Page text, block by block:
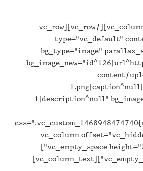
[vc_empty_space][/vc_column][/vc_row][vc_row
type="vc_default"
bg_type="image"
1|description^null"
!important;}"][vc_column
vc_hidden-xs"][vc_empty_space height="23px"]